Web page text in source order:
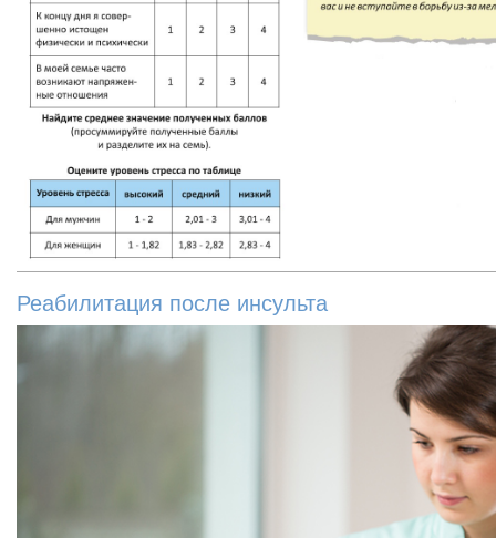
Реабилитация после инсульта